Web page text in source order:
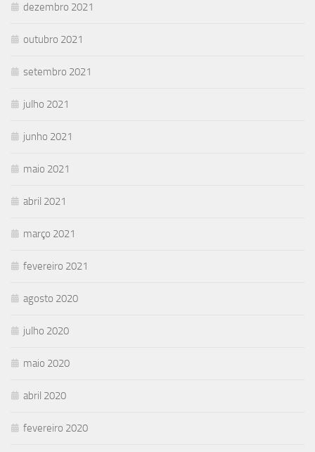
dezembro 2021
outubro 2021
setembro 2021
julho 2021
junho 2021
maio 2021
abril 2021
março 2021
fevereiro 2021
agosto 2020
julho 2020
maio 2020
abril 2020
fevereiro 2020